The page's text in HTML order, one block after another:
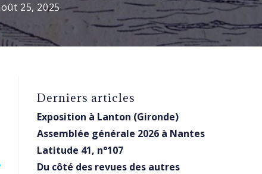
25, 2025
Derniers articles
Exposition à Lanton (Gironde)
Assemblée générale 2026 à Nantes
Latitude 41, n°107
Du côté des revues des autres